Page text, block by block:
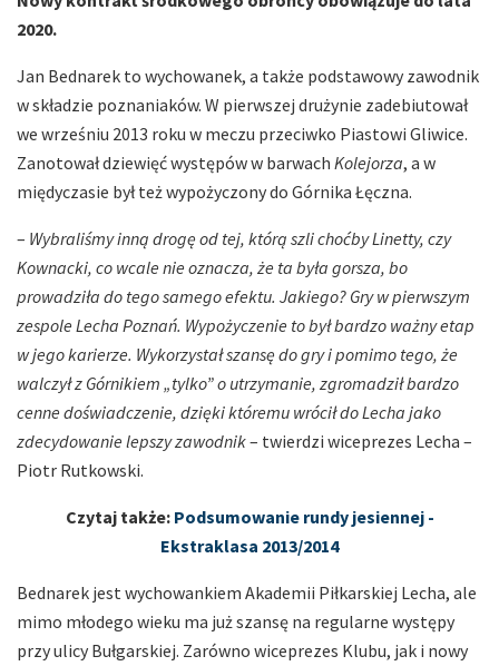
2020.
Jan Bednarek to wychowanek, a także podstawowy zawodnik
w składzie poznaniaków. W pierwszej drużynie zadebiutował
we wrześniu 2013 roku w meczu przeciwko Piastowi Gliwice.
Zanotował dziewięć występów w barwach Kolejorza, a w
międyczasie był też wypożyczony do Górnika Łęczna.
– Wybraliśmy inną drogę od tej, którą szli choćby Linetty, czy
Kownacki, co wcale nie oznacza, że ta była gorsza, bo
prowadziła do tego samego efektu. Jakiego? Gry w pierwszym
zespole Lecha Poznań. Wypożyczenie to był bardzo ważny etap
w jego karierze. Wykorzystał szansę do gry i pomimo tego, że
walczył z Górnikiem „tylko” o utrzymanie, zgromadził bardzo
cenne doświadczenie, dzięki któremu wrócił do Lecha jako
zdecydowanie lepszy zawodnik– twierdzi wiceprezes Lecha –
Piotr Rutkowski.
Czytaj także: Podsumowanie rundy jesiennej -
Ekstraklasa 2013/2014
Bednarek jest wychowankiem Akademii Piłkarskiej Lecha, ale
mimo młodego wieku ma już szansę na regularne występy
przy ulicy Bułgarskiej. Zarówno wiceprezes Klubu, jak i nowy